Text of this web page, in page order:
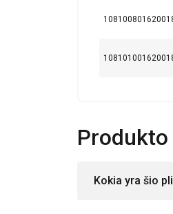
Produkto
Kokia yra šio